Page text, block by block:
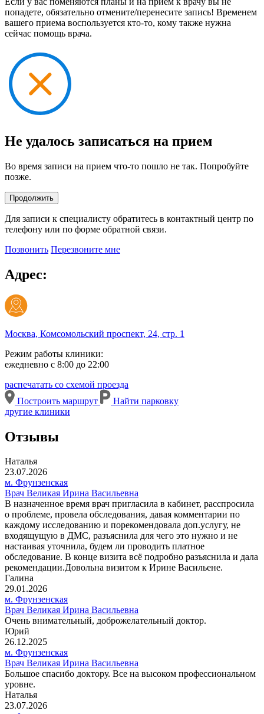
попадете, обязательно отмените/перенесите запись! Временем
вашего приема воспользуется кто-то, кому также нужна
сейчас помощь врача.
Не удалось записаться на прием
Во время записи на прием что-то пошло не так. Попробуйте
позже.
Продолжить
Для записи к специалисту обратитесь в контактный центр по
телефону или по форме обратной связи.
Позвонить Перезвоните мне
Адрес:
Москва, Комсомольский проспект, 24, стр. 1
Режим работы клиники:
ежедневно с 8:00 до 22:00
распечатать со схемой проезда
Построить маршрут
Найти парковку
другие клиники
Отзывы
Наталья
23.07.2026
м. Фрунзенская
Врач Великая Ирина Васильевна
В назначенное время врач пригласила в кабинет, расспросила
о проблеме, провела обследования, давая комментарии по
каждому исследованию и порекомендовала доп.услугу, не
входящущую в ДМС, разъяснила для чего это нужно и не
настаивая уточнила, будем ли проводить платное
обследование. В конце визита всё подробно разъяснила и дала
рекомендации.Довольна визитом к Ирине Васильене.
Галина
29.01.2026
м. Фрунзенская
Врач Великая Ирина Васильевна
Очень внимательный, доброжелательный доктор.
Юрий
26.12.2025
м. Фрунзенская
Врач Великая Ирина Васильевна
Большое спасибо доктору. Все на высоком профессиональном
уровне.
Наталья
23.07.2026